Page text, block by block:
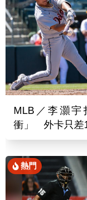
MLB／李灝
衝」 外卡只差
熱門